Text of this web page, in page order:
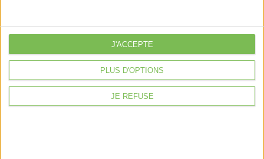
PLUS D'OPTIONS
JE REFUSE
J'ACCEPTE
Nos services
libérale
Je gère mon activité
Je sécurise mon activité